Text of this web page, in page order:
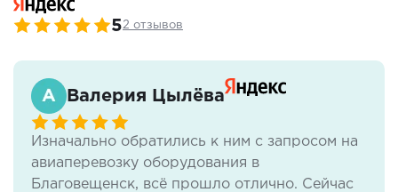
52 отзывов
Валерия Цылёва
Изначально обратились к ним с запросом на
авиаперевозку оборудования в
Благовещенск, всё прошло отлично. Сейчас